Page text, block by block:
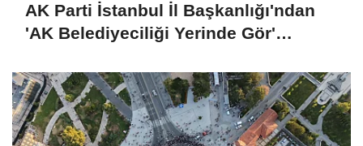
AK Parti İstanbul İl Başkanlığı'ndan
'AK Belediyeciliği Yerinde Gör'